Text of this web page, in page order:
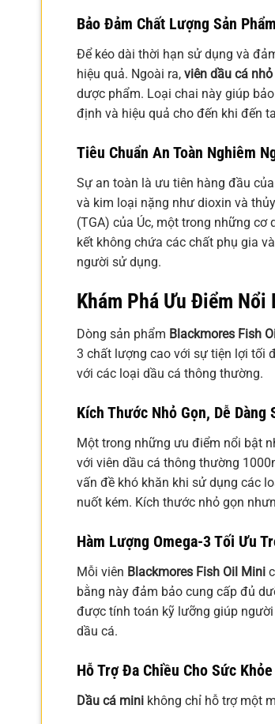
Bảo Đảm Chất Lượng Sản
Để kéo dài thời hạn sử dụng và
hiệu quả. Ngoài ra, viên dầu cá
dược phẩm. Loại chai này giúp
định và hiệu quả cho đến khi đến
Tiêu Chuẩn An Toàn Nghiêm
Sự an toàn là ưu tiên hàng đầu
và kim loại nặng như dioxin và
(TGA) của Úc, một trong những
kết không chứa các chất phụ gia
người sử dụng.
Khám Phá Ưu Điểm
Dòng sản phẩm Blackmores Fish
3 chất lượng cao với sự tiện lợi tối
với các loại dầu cá thông thường.
Kích Thước Nhỏ Gọn, Dễ Dàng
Một trong những ưu điểm nổi bật
với viên dầu cá thông thường
vấn đề khó khăn khi sử dụng các
nuốt kém. Kích thước nhỏ gọn
Hàm Lượng Omega-3 Tối Ưu
Mỗi viên Blackmores Fish Oil Mini
bằng này đảm bảo cung cấp đủ
được tính toán kỹ lưỡng giúp
dầu cá.
Hỗ Trợ Đa Chiều Cho Sức Khỏe
Dầu cá mini không chỉ hỗ trợ một